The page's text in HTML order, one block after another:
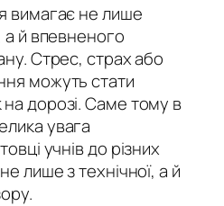
вимагає не лише
а й впевненого
Стрес, страх або
можуть стати
дорозі. Саме тому в
увага
учнів до різних
лише з технічної, а й